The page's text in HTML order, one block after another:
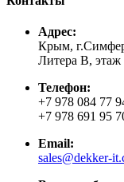
Адрес:
Крым,
Литера В, этаж
Телефон:
+7 978 084 77
+7 978 691 95
Email:
sales@dekker-